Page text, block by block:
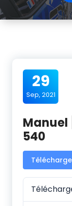
29
Sep, 2021
Manuel
540